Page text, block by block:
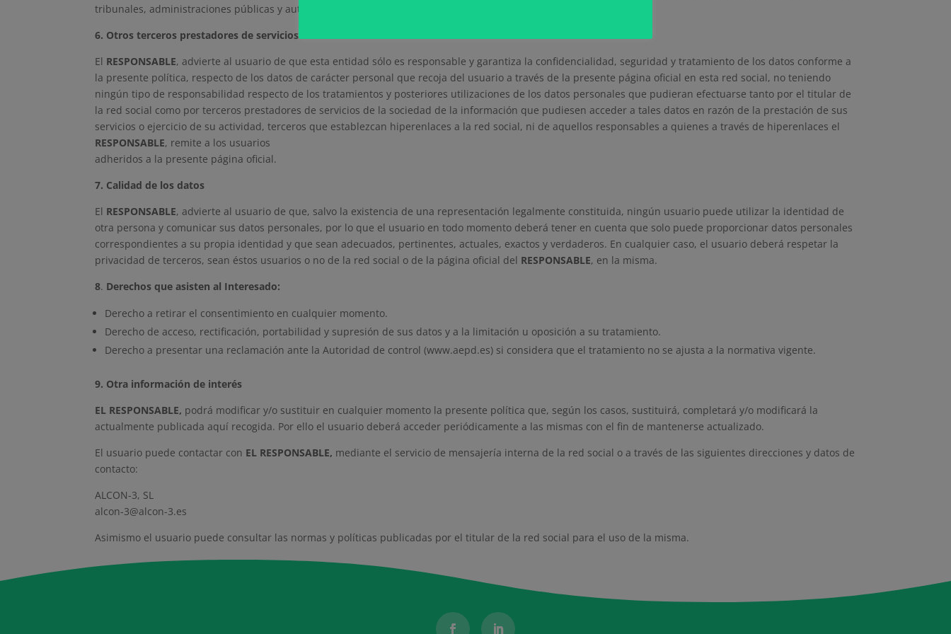
tribunales, administraciones públicas y autoridades competentes de carácter administrativo.
6. Otros terceros prestadores de servicios
El RESPONSABLE, advierte al usuario de que esta entidad sólo es responsable y garantiza la confidencialidad, seguridad y tratamiento de los datos conforme a
la presente política, respecto de los datos de carácter personal que recoja del usuario a través de la presente página oficial en esta red social, no teniendo
ningún tipo de responsabilidad respecto de los tratamientos y posteriores utilizaciones de los datos personales que pudieran efectuarse tanto por el titular de
la red social como por terceros prestadores de servicios de la sociedad de la información que pudiesen acceder a tales datos en razón de la prestación de sus
servicios o ejercicio de su actividad, terceros que establezcan hiperenlaces a la red social, ni de aquellos responsables a quienes a través de hiperenlaces el
RESPONSABLE, remite a los usuarios
adheridos a la presente página oficial.
7. Calidad de los datos
El RESPONSABLE, advierte al usuario de que, salvo la existencia de una representación legalmente constituida, ningún usuario puede utilizar la identidad de
otra persona y comunicar sus datos personales, por lo que el usuario en todo momento deberá tener en cuenta que solo puede proporcionar datos personales
correspondientes a su propia identidad y que sean adecuados, pertinentes, actuales, exactos y verdaderos. En cualquier caso, el usuario deberá respetar la
privacidad de terceros, sean éstos usuarios o no de la red social o de la página oficial del RESPONSABLE, en la misma.
8. Derechos que asisten al Interesado:
Derecho a retirar el consentimiento en cualquier momento.
Derecho de acceso, rectificación, portabilidad y supresión de sus datos y a la limitación u oposición a su tratamiento.
Derecho a presentar una reclamación ante la Autoridad de control (www.aepd.es) si considera que el tratamiento no se ajusta a la normativa vigente.
9. Otra información de interés
EL RESPONSABLE, podrá modificar y/o sustituir en cualquier momento la presente política que, según los casos, sustituirá, completará y/o modificará la
actualmente publicada aquí recogida. Por ello el usuario deberá acceder periódicamente a las mismas con el fin de mantenerse actualizado.
El usuario puede contactar con EL RESPONSABLE, mediante el servicio de mensajería interna de la red social o a través de las siguientes direcciones y datos de
contacto:
ALCON-3, SL
alcon-3@alcon-3.es
Asimismo el usuario puede consultar las normas y políticas publicadas por el titular de la red social para el uso de la misma.